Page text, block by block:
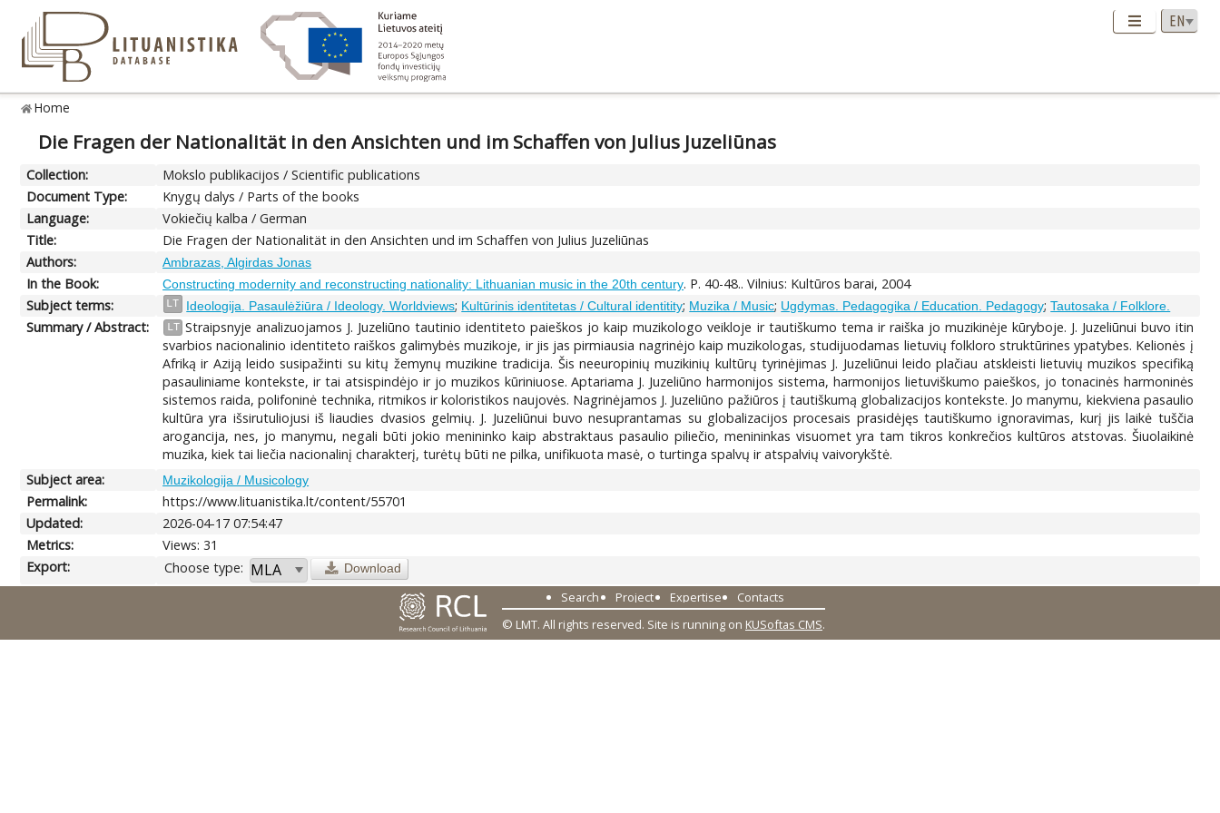
Home
Die Fragen der Nationalität in den Ansichten und im Schaffen von Julius Juzeliūnas
Collection:
Mokslo publikacijos / Scientific publications
Document Type:
Knygų dalys / Parts of the books
Language:
Vokiečių kalba / German
Title:
Die Fragen der Nationalität in den Ansichten und im Schaffen von Julius Juzeliūnas
Authors:
Ambrazas, Algirdas Jonas
In the Book: Constructing modernity and reconstructing nationality: Lithuanian music in the 20th century. P. 40-48.. Vilnius: Kultūros barai, 2004
Subject terms:
LT Ideologija. Pasaulėžiūra / Ideology. Worldviews; Kultūrinis identitetas / Cultural identitity; Muzika / Music; Ugdymas. Pedagogika / Education. Pedagogy;Tautosaka / Folklore.
Summary / Abstract: LT Straipsnyje analizuojamos J. Juzeliūno tautinio identiteto paieškos jo kaip muzikologo veikloje ir tautiškumo tema ir raiška jo muzikinėje kūryboje. J. Juzeliūnui buvo itin
svarbios nacionalinio identiteto raiškos galimybės muzikoje, ir jis jas pirmiausia nagrinėjo kaip muzikologas, studijuodamas lietuvių folkloro struktūrines ypatybes. Kelionės į
Afriką ir Aziją leido susipažinti su kitų žemynų muzikine tradicija. Šis neeuropinių muzikinių kultūrų tyrinėjimas J. Juzeliūnui leido plačiau atskleisti lietuvių muzikos specifiką
pasauliniame kontekste, ir tai atsispindėjo ir jo muzikos kūriniuose. Aptariama J. Juzeliūno harmonijos sistema, harmonijos lietuviškumo paieškos, jo tonacinės harmoninės
sistemos raida, polifoninė technika, ritmikos ir koloristikos naujovės. Nagrinėjamos J. Juzeliūno pažiūros į tautiškumą globalizacijos kontekste. Jo manymu, kiekviena pasaulio
kultūra yra išsirutuliojusi iš liaudies dvasios gelmių. J. Juzeliūnui buvo nesuprantamas su globalizacijos procesais prasidėjęs tautiškumo ignoravimas, kurį jis laikė tuščia
arogancija, nes, jo manymu, negali būti jokio menininko kaip abstraktaus pasaulio piliečio, menininkas visuomet yra tam tikros konkrečios kultūros atstovas. Šiuolaikinė
muzika, kiek tai liečia nacionalinį charakterį, turėtų būti ne pilka, unifikuota masė, o turtinga spalvų ir atspalvių vaivorykštė.
Subject area:
Muzikologija / Musicology
Permalink:
https://www.lituanistika.lt/content/55701
Updated:
2026-04-17 07:54:47
Metrics:
Views: 31
Export:
Choose type: Download
Search Project Expertise
Contacts
© LMT. All rights reserved. Site is running on KUSoftas CMS.